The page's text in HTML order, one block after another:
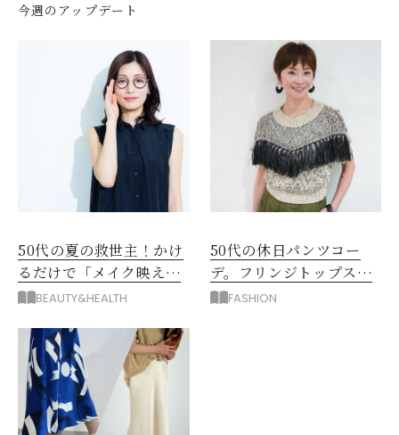
今週のアップデート
50代の夏の救世主！かけ
るだけで「メイク映え」
する眼鏡
BEAUTY&HEALTH
50代の休日パンツコー
デ。フリンジトップスを
主役に洗練アースカラー
FASHION